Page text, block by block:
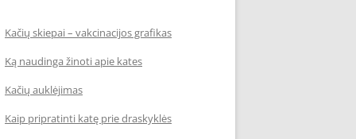
Kačių skiepai – vakcinacijos grafikas
Ką naudinga žinoti apie kates
Kačių auklėjimas
Kaip pripratinti katę prie draskyklės